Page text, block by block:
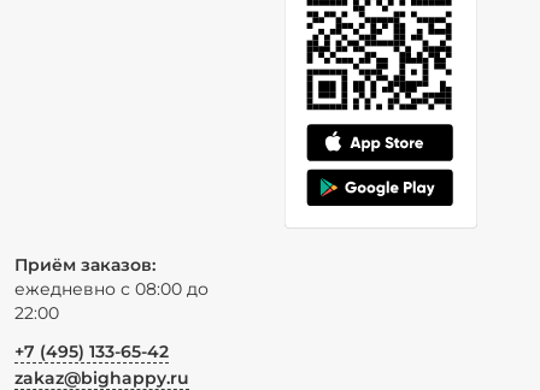
Приём заказов:
ежедневно с 08:00 до
22:00
+7 (495) 133-65-42
zakaz@bighappy.ru